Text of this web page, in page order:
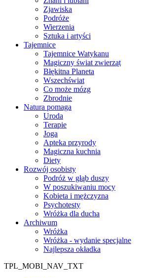
Zjawiska
Podróże
Wierzenia
Sztuka i artyści
Tajemnice
Tajemnice Watykanu
Magiczny świat zwierząt
Błękitna Planeta
Wszechświat
Co może mózg
Zbrodnie
Natura pomaga
Uroda
Terapie
Joga
Apteka przyrody
Magiczna kuchnia
Diety
Rozwój osobisty
Podróż w głąb duszy
W poszukiwaniu mocy
Kobieta i mężczyzna
Psychotesty
Wróżka dla ducha
Archiwum
Wróżka
Wróżka - wydanie specjalne
Najlepsza okładka
TPL_MOBI_NAV_TXT